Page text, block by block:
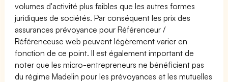
volumes d'activité plus faibles que les autres formes
juridiques de sociétés. Par conséquent les prix des
assurances prévoyance pour Référenceur /
Référenceuse web peuvent légèrement varier en
fonction de ce point. Il est également important de
noter que les micro-entrepreneurs ne bénéficient pas
du régime Madelin pour les prévoyances et les mutuelles